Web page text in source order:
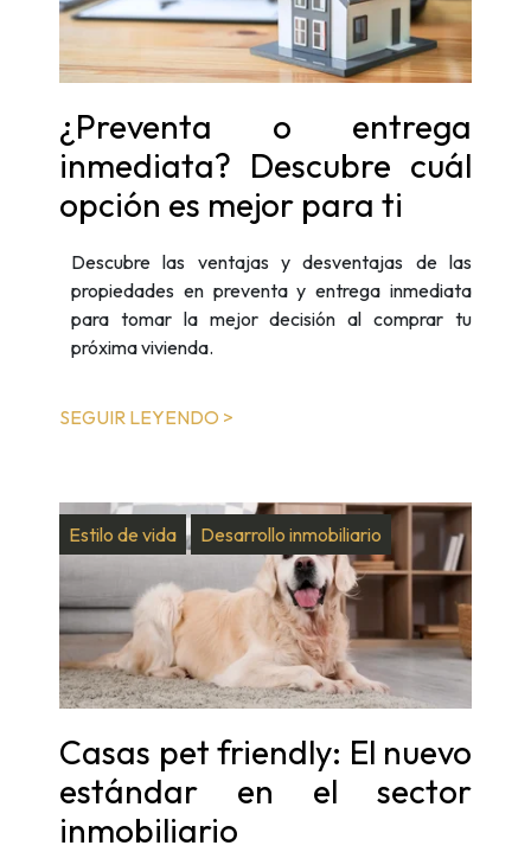
¿Preventa o entrega
inmediata? Descubre cuál
opción es mejor para ti
Descubre las ventajas y desventajas de las
propiedades en preventa y entrega inmediata
para tomar la mejor decisión al comprar tu
próxima vivienda.
SEGUIR LEYENDO >
Estilo de vida Desarrollo inmobiliario
Casas pet friendly: El nuevo
estándar en el sector
inmobiliario